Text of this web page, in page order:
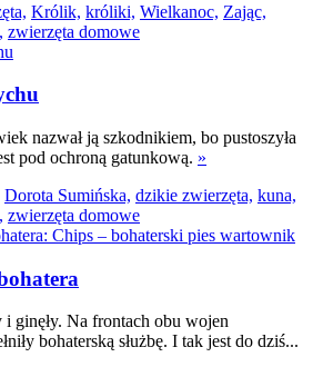
Królik, króliki, Wielkanoc, Zając,
zwierzęta domowe
nazwał ją szkodnikiem, bo pustoszyła
pod ochroną gatunkową. »
Dorota Sumińska, dzikie zwierzęta, kuna,
zwierzęta domowe
i ginęły. Na frontach obu wojen
bohaterską służbę. I tak jest do dziś...